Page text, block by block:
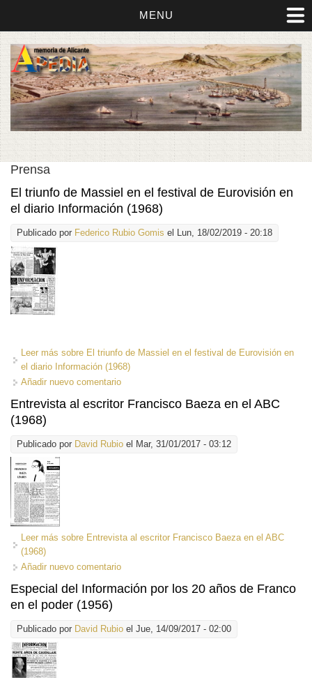
MENU
Prensa
El triunfo de Massiel en el festival de Eurovisión en
el diario Información (1968)
Publicado por Federico Rubio Gomis el Lun, 18/02/2019 - 20:18
Leer más sobre El triunfo de Massiel en el festival de Eurovisión en
el diario Información (1968)
Añadir nuevo comentario
Entrevista al escritor Francisco Baeza en el ABC
(1968)
Publicado por David Rubio el Mar, 31/01/2017 - 03:12
Leer más sobre Entrevista al escritor Francisco Baeza en el ABC
(1968)
Añadir nuevo comentario
Especial del Información por los 20 años de Franco
en el poder (1956)
Publicado por David Rubio el Jue, 14/09/2017 - 02:00